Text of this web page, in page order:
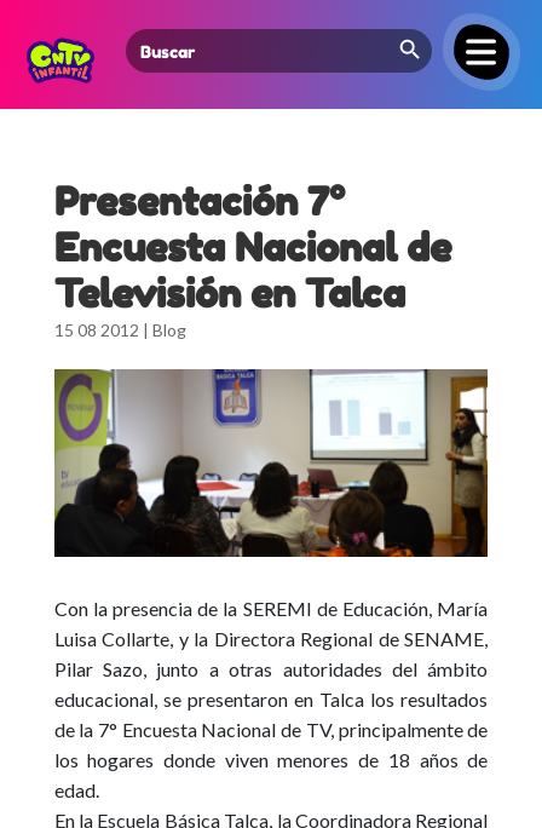
Search
for:
Search Button
Presentación 7°
Encuesta Nacional de
Televisión en Talca
15 08 2012 | Blog
Con la presencia de la SEREMI de Educación, María
Luisa Collarte, y la Directora Regional de SENAME,
Pilar Sazo, junto a otras autoridades del ámbito
educacional, se presentaron en Talca los resultados
de la 7° Encuesta Nacional de TV, principalmente de
los hogares donde viven menores de 18 años de
edad.
En la Escuela Básica Talca, la Coordinadora Regional